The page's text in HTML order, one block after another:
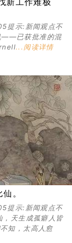
新工作难极
提示:新闻观点不
——已获批准的混
...阅读详情
。
提示:新闻观点不
天生成孤癖人皆
知，太高人愈